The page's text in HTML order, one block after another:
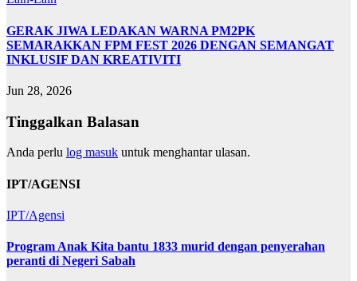
GERAK JIWA LEDAKAN WARNA PM2PK
SEMARAKKAN FPM FEST 2026 DENGAN SEMANGAT
INKLUSIF DAN KREATIVITI
Jun 28, 2026
Tinggalkan Balasan
Anda perlu log masuk untuk menghantar ulasan.
IPT/AGENSI
IPT/Agensi
Program Anak Kita bantu 1833 murid dengan penyerahan
peranti di Negeri Sabah